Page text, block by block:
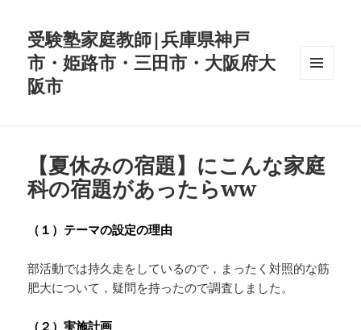
受験塾家庭教師|兵庫県神戸
市・姫路市・三田市・大阪府大
阪市
【夏休みの宿題】にこんな家庭
科の宿題があったらww
（１）テーマの設定の理由
部活動では持久走をしているので，まったく対照的な筋
肥大について，疑問を持ったので調査しました。
（２）実施計画